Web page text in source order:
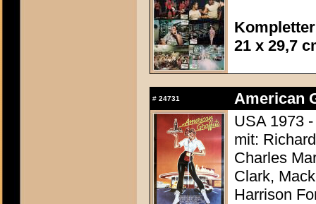
21 x 29,7
# 24731
American
USA 1973
mit:
Charles
Clark,
Harrison